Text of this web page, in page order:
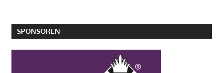
SPONSOREN